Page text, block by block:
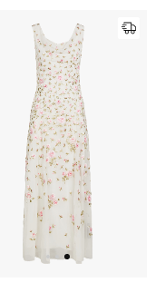
الموسم الجديد
الحقائب النسائية